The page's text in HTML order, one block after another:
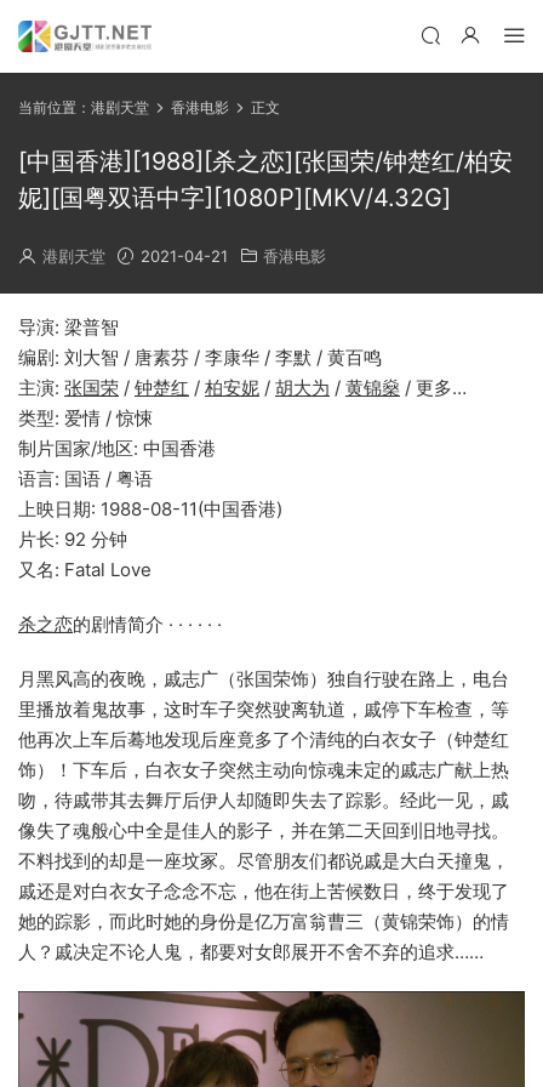
当前位置： 港剧天堂 香港电影 正文
[中国香港][1988][杀之恋][张国荣/钟楚红/柏安
妮][国粤双语中字][1080P][MKV/4.32G]
港剧天堂 2021-04-21 香港电影
导演: 梁普智
编剧: 刘大智 / 唐素芬 / 李康华 / 李默 / 黄百鸣
主演: 张国荣 / 钟楚红 / 柏安妮 / 胡大为 / 黄锦燊 / 更多…
类型: 爱情 / 惊悚
制片国家/地区: 中国香港
语言: 国语 / 粤语
上映日期: 1988-08-11(中国香港)
片长: 92 分钟
又名: Fatal Love
杀之恋的剧情简介 · · · · · ·
月黑风高的夜晚，戚志广（张国荣饰）独自行驶在路上，电台
里播放着鬼故事，这时车子突然驶离轨道，戚停下车检查，等
他再次上车后蓦地发现后座竟多了个清纯的白衣女子（钟楚红
饰）！下车后，白衣女子突然主动向惊魂未定的戚志广献上热
吻，待戚带其去舞厅后伊人却随即失去了踪影。经此一见，戚
像失了魂般心中全是佳人的影子，并在第二天回到旧地寻找。
不料找到的却是一座坟冢。尽管朋友们都说戚是大白天撞鬼，
戚还是对白衣女子念念不忘，他在街上苦候数日，终于发现了
她的踪影，而此时她的身份是亿万富翁曹三（黄锦荣饰）的情
人？戚决定不论人鬼，都要对女郎展开不舍不弃的追求……